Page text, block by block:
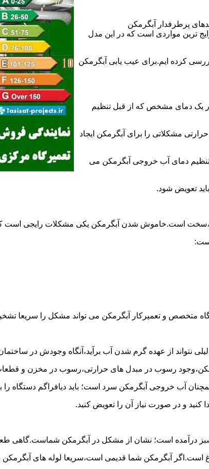
پرطرفدار آبگرمکن
ترین مواردی است که در این مدل
کرده ایم.برای عیب یابی آبگرمکن
یک دمای مشخص که از قبل تنظیم
مشکلاتی را برای آبگرمکن ایجاد
دمای آب خروجی آبگرمکن می
تعویض شود.
است.خاموش شدن آبگرمکن یکی مشکلات رایجی است
متخصص و تعمیرکار آبگرمکن می تواند مشکل را سریعا
نتواند از عهده گرم شدن آب برآید،آنگاه وجودش در
رسوب در مبدل های حرارتی،رسوب در مخزن و
آب خروجی آبگرمکن سرد است؛ باید دیافراگم دستگاه را
کنید و در صورت نیاز آن را تعویض کنید.
سبز درآمده است؛ نشان از مشکل در آبگرمکن شماست.گاهی
آبگرمکن شما قدیمی است،سریعا لوله های آبگرمکن